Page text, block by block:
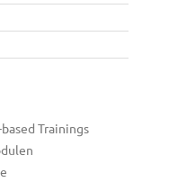
Trainings